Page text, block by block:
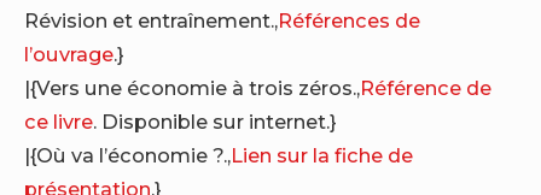
Révision et entraînement.,Références de
l’ouvrage.}
|{Vers une économie à trois zéros.,Référence de
ce livre. Disponible sur internet.}
|{Où va l’économie ?.,Lien sur la fiche de
présentation.}